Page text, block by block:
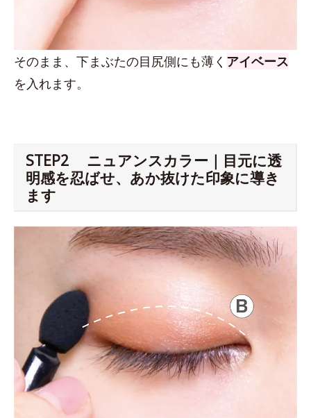
そのまま、下まぶたの目尻側にも薄く アイベース
を入れます。
STEP2 ニュアンスカラー｜目元に透
明感を忍ばせ、あか抜けた印象に導き
ます